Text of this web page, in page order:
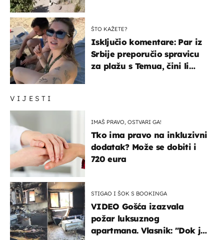
VIJESTI
IMAŠ PRAVO, OSTVARI GA!
Tko ima pravo na inkluzivni
dodatak? Može se dobiti i
720 eura
STIGAO I ŠOK S BOOKINGA
VIDEO Gošća izazvala
požar luksuznog
apartmana. Vlasnik: "Dok je
ŠTO KAŽETE?
Isključio komentare: Par iz
Srbije preporučio spravicu
za plažu s Temua, čini li